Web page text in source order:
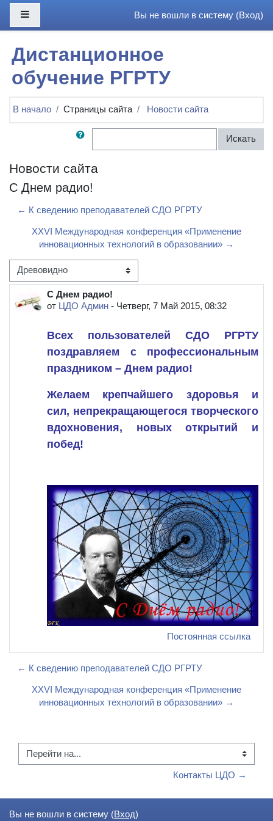
Перейти к основному содержанию
Вы не вошли в систему (Вход)
Дистанционное
обучение РГРТУ
В начало Страницы сайта Новости сайта
Поиск по форумам
Искать
Новости сайта
С Днем радио!
← К сведению преподавателей СДО РГРТУ
XXVI Международная конференция «Применение
инновационных технологий в образовании» →
Режим отображения
С Днем радио!
от ЦДО Админ - Четверг, 7 Май 2015, 08:32
Количество ответов: 0
Всех пользователей СДО РГРТУ
поздравляем с профессиональным
праздником – Днем радио!
Желаем крепчайшего здоровья и
сил, непрекращающегося творческого
вдохновения, новых открытий и
побед!
Постоянная ссылка
← К сведению преподавателей СДО РГРТУ
XXVI Международная конференция «Применение
инновационных технологий в образовании» →
Перейти на...
Контакты ЦДО →
Вы не вошли в систему (Вход)